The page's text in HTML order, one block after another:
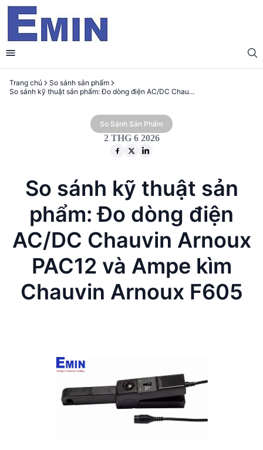
Trang chủ
So sánh sản phẩm
So sánh kỹ thuật sản phẩm: Ðo dòng điện AC/DC Chauvin Arnoux PAC12 và Ampe kìm Chauvin Arnoux F605
So Sánh Sản Phẩm
2 THG 6 2026
So sánh kỹ thuật sản
phẩm: Ðo dòng điện
AC/DC Chauvin Arnoux
PAC12 và Ampe kìm
Chauvin Arnoux F605